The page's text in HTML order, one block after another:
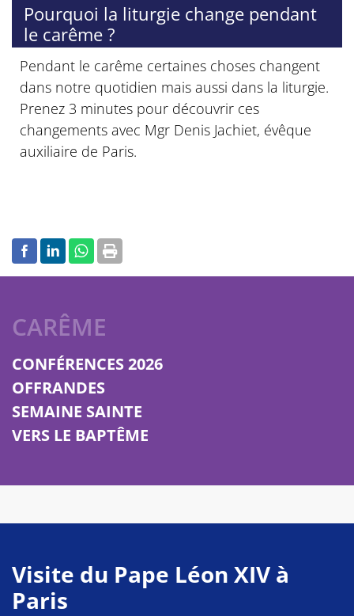
Pourquoi la liturgie change pendant
le carême ?
Pendant le carême certaines choses changent
dans notre quotidien mais aussi dans la liturgie.
Prenez 3 minutes pour découvrir ces
changements avec Mgr Denis Jachiet, évêque
auxiliaire de Paris.
CARÊME
CONFÉRENCES 2026
OFFRANDES
SEMAINE SAINTE
VERS LE BAPTÊME
Visite du Pape Léon XIV à
Paris